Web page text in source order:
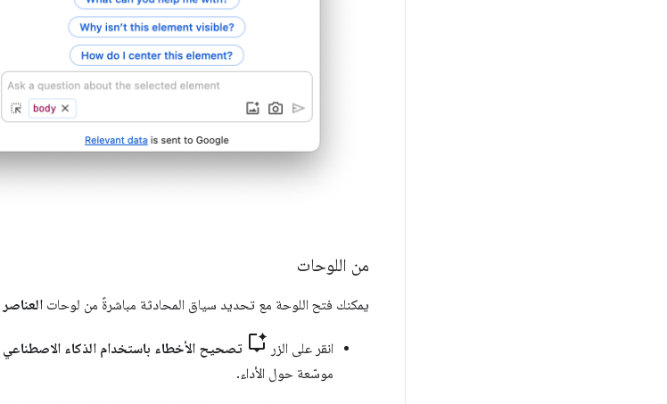
من اللوحات
يمكنك فتح اللوحة مع تحديد سياق المحادثة مباشرةً من لوحات العناصر
انقر على الزر تصحيح الأخطاء باستخدام الذكاء الاصطناعي
موسّعة حول الأداء.